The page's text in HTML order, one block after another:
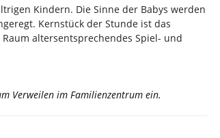
Kindern. Die Sinne der Babys werden
Kernstück der Stunde ist das
altersentsprechendes Spiel- und
Verweilen im Familienzentrum ein.